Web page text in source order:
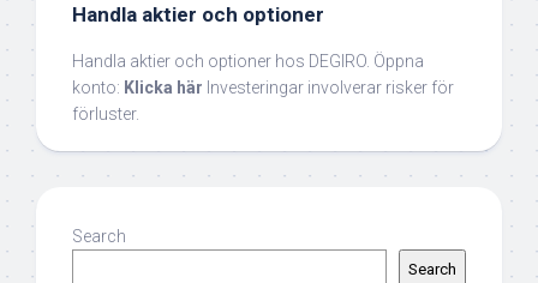
Handla aktier och optioner
Handla aktier och optioner hos DEGIRO. Öppna
konto: Klicka här Investeringar involverar risker för
förluster.
Search
Search